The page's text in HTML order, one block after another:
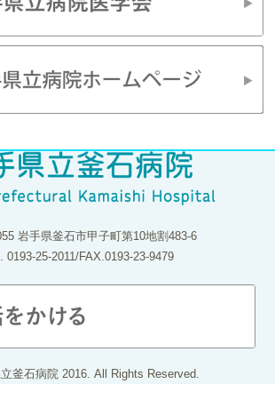
岩手県釜石市甲子町第10地割483-6
0193-25-2011/FAX.0193-23-9479
釜石病院 2016. All Rights Reserved.